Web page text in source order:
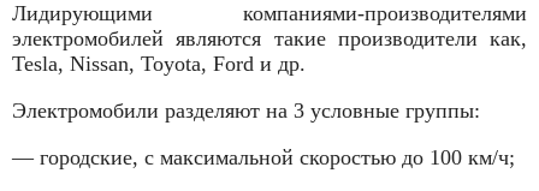
Лидирующими компаниями-производителями
электромобилей являются такие производители как,
Tesla, Nissan, Toyota, Ford и др.
Электромобили разделяют на 3 условные группы:
— городские, с максимальной скоростью до 100 км/ч;